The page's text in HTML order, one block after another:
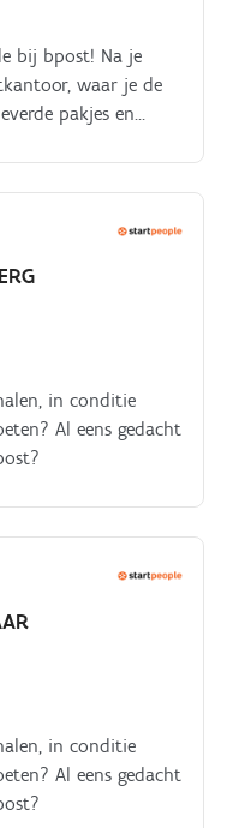
bij bpost! Na je
waar je de
pakjes en
in conditie
Al eens gedacht
in conditie
Al eens gedacht